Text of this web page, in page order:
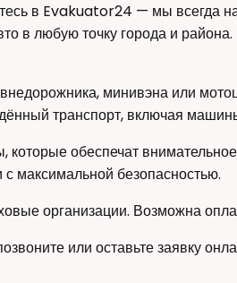
в Evakuator24 — мы всегда
в любую точку города и
внедорожника, минивэна или
транспорт, включая
обеспечат
максимальной безопасностью.
организации. Возможна
или оставьте заявку